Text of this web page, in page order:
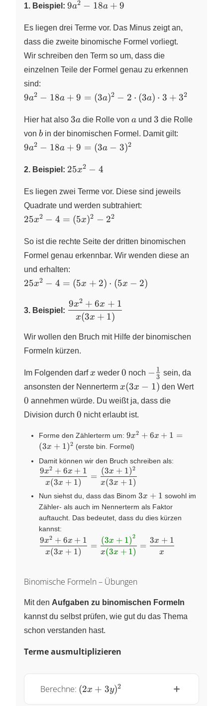
1. Beispiel: 9a^2-
9a2 − 18a + 9
Es liegen drei Terme vor. Das Minus zeigt an,
dass die zweite binomische Formel vorliegt.
Wir schreiben den Term so um, dass die
einzelnen Teile der Formel genau zu erkennen
sind:
9a^2-
(3a)^2-
2\cdot
(3a)\cdot
3+3^2
9a2 − 18a + 9 = (3a)2 − 2 ⋅ (3a) ⋅ 3 + 32
Hier hat also 3a
3a die Rolle von a
a und 3
3 die Rolle
von b
b in der binomischen Formel. Damit gilt:
9a^2-
(3a-3)^2
9a2 − 18a + 9 = (3a − 3)2
2. Beispiel: 25x^2-
25x2 − 4
Es liegen zwei Terme vor. Diese sind jeweils
Quadrate und werden subtrahiert:
25x^2-
(5x)^2-
2^2
25x2 − 4 = (5x)2 − 22
So ist die rechte Seite der dritten binomischen
Formel genau erkennbar. Wir wenden diese an
und erhalten:
25x^2-4=
(5x-2)
25x2 − 4 = (5x + 2) ⋅ (5x − 2)
3. Beispiel:
\dfrac{9x^2+6x+1}
{x(3x+1)}
x(3x + 1)
9x2 + 6x + 1
Wir wollen den Bruch mit Hilfe der binomischen
Formeln kürzen.
Im Folgenden darf x
x weder 0
0 noch -
\frac13
− 3
1 sein, da
ansonsten der Nennerterm x(3x-
1)
x(3x − 1) den Wert0
0 annehmen würde. Du weißt ja, dass die
Division durch 0
0 nicht erlaubt ist.
Forme den Zählerterm um: 9x^2+6x+1=
(3x+1)^2
9x2 + 6x + 1 =
(3x + 1)2 (erste bin. Formel)
Damit können wir den Bruch schreiben als:
x(3x + 1)
9x2 + 6x + 1
=
x(3x + 1)
(3x + 1)2
Nun siehst du, dass das Binom 3x+1
3x + 1 sowohl im
Zähler- als auch im Nennerterm als Faktor
auftaucht. Das bedeutet, dass du dies kürzen
kannst:
\dfrac{9x^2+6x+1}
{x(3x+1)}=\dfrac{\color{green}
{(3x+1)}^2}{x\color{green}
x(3x + 1)
9x2 + 6x + 1
=
x(3x + 1)
(3x + 1)2
=
x
3x + 1
Binomische Formeln – Übungen
Mit den Aufgaben zu binomischen Formeln
kannst du selbst prüfen, wie gut du das Thema
schon verstanden hast.
Terme ausmultiplizieren
Berechne: (2x+3y)^2
(2x + 3y)2